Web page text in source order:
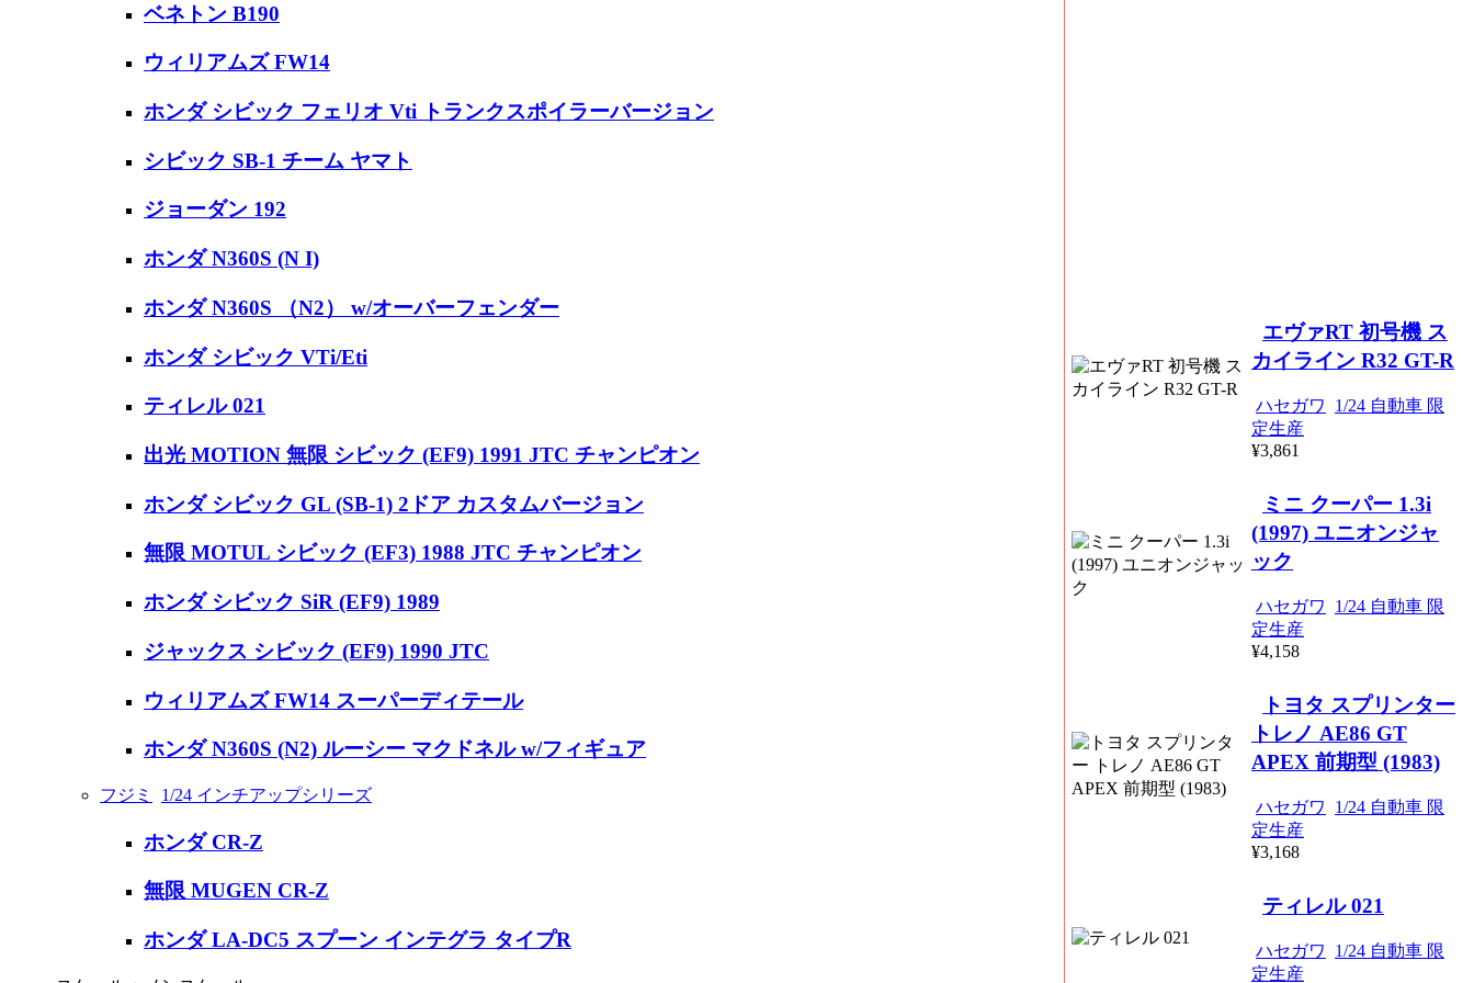
ベネトン B190
ウィリアムズ FW14
ホンダ シビック フェリオ Vti トランクスポイラーバージョン
シビック SB-1 チーム ヤマト
ジョーダン 192
ホンダ N360S (N I)
ホンダ N360S （N2） w/オーバーフェンダー
ホンダ シビック VTi/Eti
ティレル 021
出光 MOTION 無限 シビック (EF9) 1991 JTC チャンピオン
ホンダ シビック GL (SB-1) 2ドア カスタムバージョン
無限 MOTUL シビック (EF3) 1988 JTC チャンピオン
ホンダ シビック SiR (EF9) 1989
ジャックス シビック (EF9) 1990 JTC
ウィリアムズ FW14 スーパーディテール
ホンダ N360S (N2) ルーシー マクドネル w/フィギュア
フジミ 1/24 インチアップシリーズ
ホンダ CR-Z
無限 MUGEN CR-Z
ホンダ LA-DC5 スプーン インテグラ タイプR
エヴァRT 初号機 ス
カイライン R32 GT-R
ハセガワ
1/24 自動車 限
定生産
¥3,861
ミニ クーパー 1.3i
(1997) ユニオンジャ
ック
ハセガワ
1/24 自動車 限
定生産
¥4,158
トヨタ スプリンター
トレノ AE86 GT
APEX 前期型 (1983)
ハセガワ
1/24 自動車 限
定生産
¥3,168
ティレル 021
ハセガワ
1/24 自動車 限
定生産